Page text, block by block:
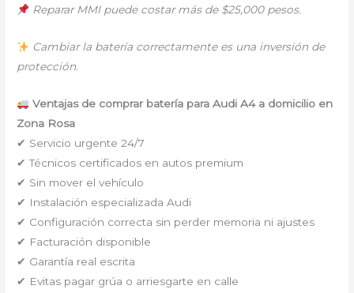
Reparar MMI puede costar más de $25,000 pesos.
Cambiar la batería correctamente es una inversión de
protección.
Ventajas de comprar batería para Audi A4 a domicilio en
Zona Rosa
✔ Servicio urgente 24/7
✔ Técnicos certificados en autos premium
✔ Sin mover el vehículo
✔ Instalación especializada Audi
✔ Configuración correcta sin perder memoria ni ajustes
✔ Facturación disponible
✔ Garantía real escrita
✔ Evitas pagar grúa o arriesgarte en calle